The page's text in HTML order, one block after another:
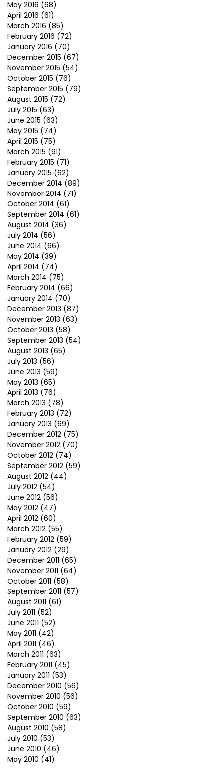
May 2016 (68)
April 2016 (61)
March 2016 (85)
February 2016 (72)
January 2016 (70)
December 2015 (67)
November 2015 (54)
October 2015 (76)
September 2015 (79)
August 2015 (72)
July 2015 (63)
June 2015 (63)
May 2015 (74)
April 2015 (75)
March 2015 (91)
February 2015 (71)
January 2015 (62)
December 2014 (89)
November 2014 (71)
October 2014 (61)
September 2014 (61)
August 2014 (36)
July 2014 (56)
June 2014 (66)
May 2014 (39)
April 2014 (74)
March 2014 (75)
February 2014 (66)
January 2014 (70)
December 2013 (87)
November 2013 (63)
October 2013 (58)
September 2013 (54)
August 2013 (65)
July 2013 (56)
June 2013 (59)
May 2013 (65)
April 2013 (76)
March 2013 (78)
February 2013 (72)
January 2013 (69)
December 2012 (75)
November 2012 (70)
October 2012 (74)
September 2012 (59)
August 2012 (44)
July 2012 (54)
June 2012 (56)
May 2012 (47)
April 2012 (60)
March 2012 (55)
February 2012 (59)
January 2012 (29)
December 2011 (65)
November 2011 (64)
October 2011 (58)
September 2011 (57)
August 2011 (61)
July 2011 (52)
June 2011 (52)
May 2011 (42)
April 2011 (46)
March 2011 (63)
February 2011 (45)
January 2011 (53)
December 2010 (56)
November 2010 (56)
October 2010 (59)
September 2010 (63)
August 2010 (58)
July 2010 (53)
June 2010 (46)
May 2010 (41)